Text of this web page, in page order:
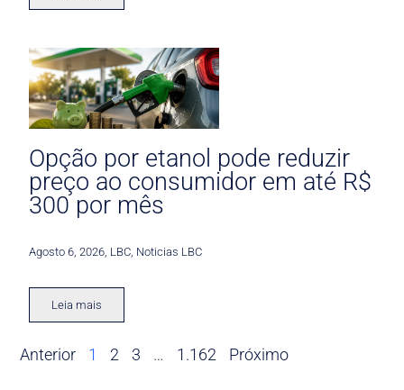
Opção por etanol pode reduzir
preço ao consumidor em até R$
300 por mês
Agosto 6, 2026 LBC Noticias LBC
Leia mais
Anterior 1 2 3 … 1.162 Próximo